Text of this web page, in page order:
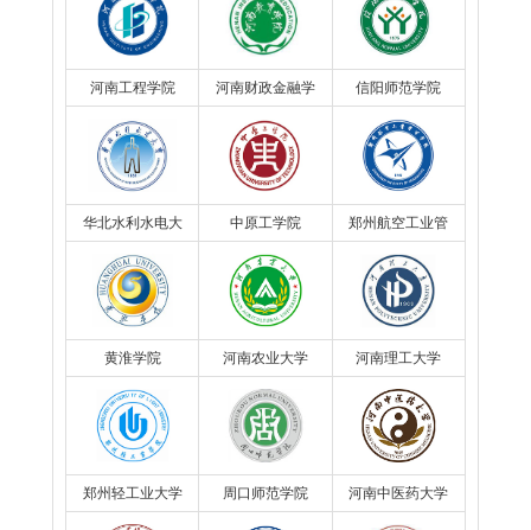
河南工程学院 河南财政金融学
院
信阳师范学院
华北水利水电大
学
中原工学院 郑州航空工业管
理学院
黄淮学院 河南农业大学 河南理工大学
郑州轻工业大学 周口师范学院 河南中医药大学